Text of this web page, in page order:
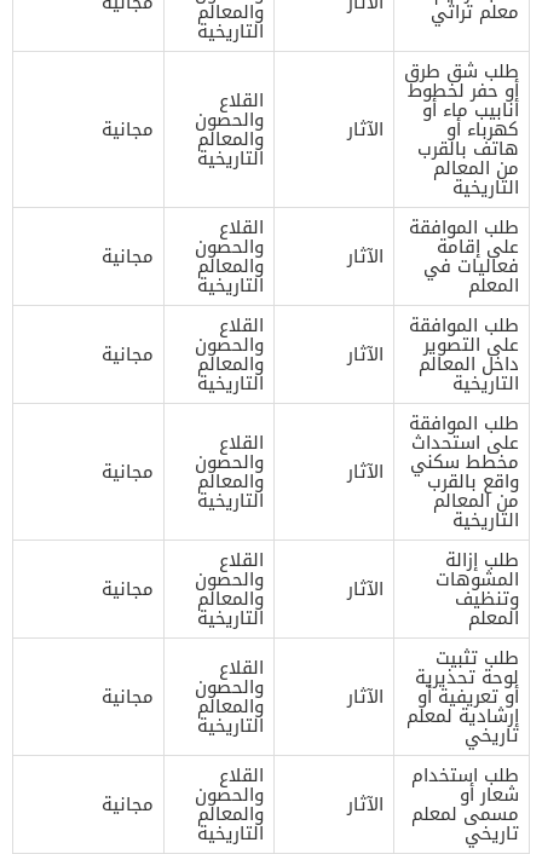
معلم تراثي والمعالم
التاريخية
طلب شق طرق
أو حفر لخطوط
أنابيب ماء أو
كهرباء أو
هاتف بالقرب
من المعالم
التاريخية
الآثار
القلاع
والحصون
والمعالم
التاريخية
مجانية
طلب الموافقة
على إقامة
فعاليات في
المعلم
الآثار
القلاع
والحصون
والمعالم
التاريخية
مجانية
طلب الموافقة
على التصوير
داخل المعالم
التاريخية
الآثار
القلاع
والحصون
والمعالم
التاريخية
مجانية
طلب الموافقة
على استحداث
مخطط سكني
واقع بالقرب
من المعالم
التاريخية
الآثار
القلاع
والحصون
والمعالم
التاريخية
مجانية
طلب إزالة
المشوهات
وتنظيف
المعلم
الآثار
القلاع
والحصون
والمعالم
التاريخية
مجانية
طلب تثبيت
لوحة تحذيرية
أو تعريفية أو
إرشادية لمعلم
تاريخي
الآثار
القلاع
والحصون
والمعالم
التاريخية
مجانية
طلب استخدام
شعار أو
مسمى لمعلم
تاريخي
الآثار
القلاع
والحصون
والمعالم
التاريخية
مجانية